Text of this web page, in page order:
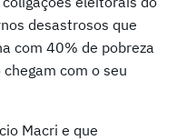
desastrosos que
com 40% de pobreza
com o seu
Macri e que